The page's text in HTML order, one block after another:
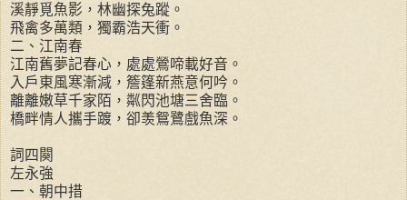
溪靜覓魚影，林幽探兔蹤。
飛禽多萬類，獨霸浩天衝。
二、江南春
江南舊夢記春心，處處鶯啼載好音。
入戶東風寒漸減，簷篷新燕意何吟。
離離嫩草千家陌，粼閃池塘三舍臨。
橋畔情人攜手踱，卻羡鴛鷺戲魚深。
詞四闋
左永強
一、朝中措